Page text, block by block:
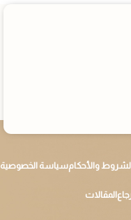
والأحكامسياسة الخصوصية
المقالات